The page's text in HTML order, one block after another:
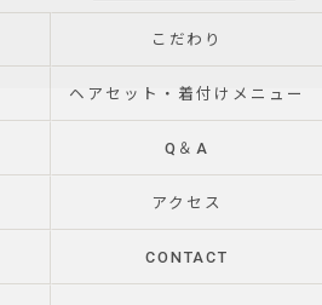
こだわり
ヘアセット・着付けメニュー
Q＆A
アクセス
CONTACT